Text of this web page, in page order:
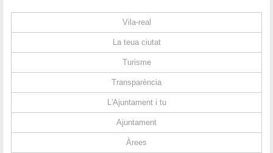
Vila-real
La teua ciutat
Turisme
Transparència
L'Ajuntament i tu
Ajuntament
Àrees